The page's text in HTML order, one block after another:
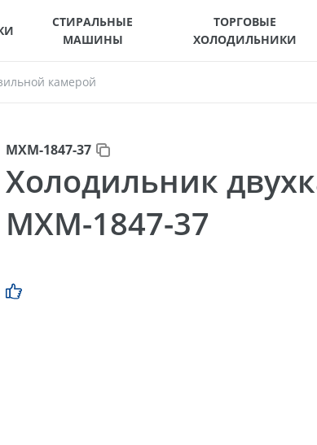
СТИРАЛЬНЫЕ
МАШИНЫ
ТОРГОВЫЕ
ХОЛОДИЛЬНИКИ
камерой
МХМ-1847-37
Холодильник
МХМ-1847-37